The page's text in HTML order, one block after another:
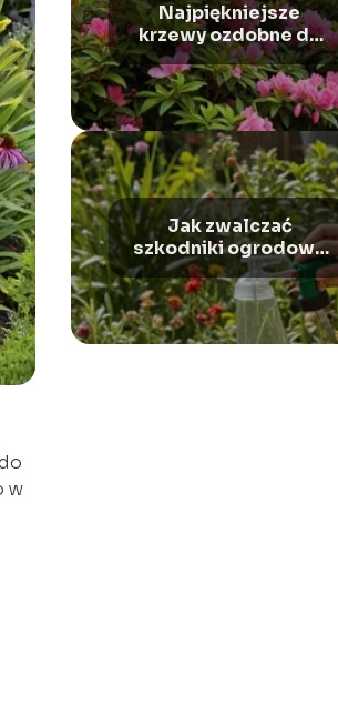
w
Najpiękniejsze
krzewy ozdobne do
Twojego ogrodu
Jak zwalczać
szkodniki ogrodowe
w naturalny sposób